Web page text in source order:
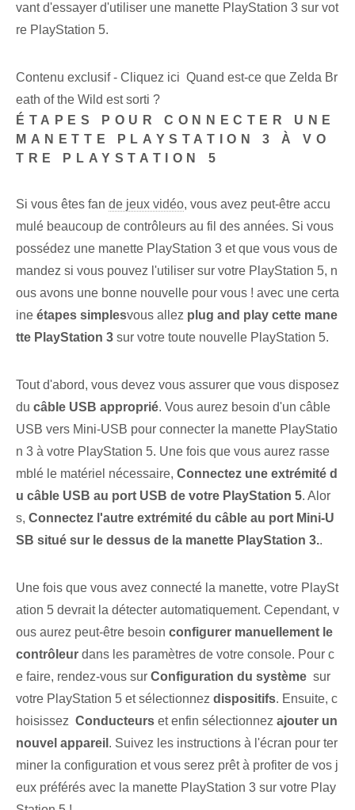
vant d'essayer d'utiliser une manette PlayStation 3 sur vot
re PlayStation 5.
Contenu exclusif - Cliquez ici Quand est-ce que Zelda Br
eath of the Wild est sorti ?
ÉTAPES POUR CONNECTER UNE
MANETTE PLAYSTATION 3 À VO
TRE PLAYSTATION 5
Si vous êtes fan de jeux vidéo, vous avez peut-être accu
mulé beaucoup de contrôleurs au fil des années. Si vous
possédez une manette PlayStation 3 et que vous vous de
mandez si vous pouvez l'utiliser sur votre PlayStation 5, n
ous avons une bonne nouvelle pour vous ! avec une certa
ine étapes simplesvous allez plug and play‌ cette mane
tte PlayStation 3 sur votre toute nouvelle PlayStation 5.
Tout d'abord, vous devez vous assurer que vous disposez
du câble USB approprié.⁤ Vous aurez besoin d'un câble
USB vers Mini-USB pour connecter la manette PlayStatio
n 3 à votre PlayStation 5. Une fois que vous aurez rasse
mblé le matériel nécessaire, Connectez une extrémité d
u câble USB au port USB de votre PlayStation 5. Alor
s, Connectez l'autre extrémité du câble au port ⁤Mini-U
SB situé sur le dessus de la manette PlayStation 3..
Une fois que vous avez connecté la manette, votre PlaySt
ation 5 devrait la détecter automatiquement. Cependant, v
ous aurez peut-être besoin configurer manuellement le
contrôleur dans les paramètres de votre console. Pour c
e faire, rendez-vous sur Configuration du système ‌ sur
votre PlayStation‍ 5 et sélectionnez dispositifs.⁢ Ensuite, ⁢c
hoisissez ​ Conducteurs et enfin sélectionnez ajouter un
nouvel appareil . Suivez les instructions à l'écran pour ter
miner la configuration et vous serez prêt à profiter de vos j
eux préférés avec la manette PlayStation 3 sur votre Play